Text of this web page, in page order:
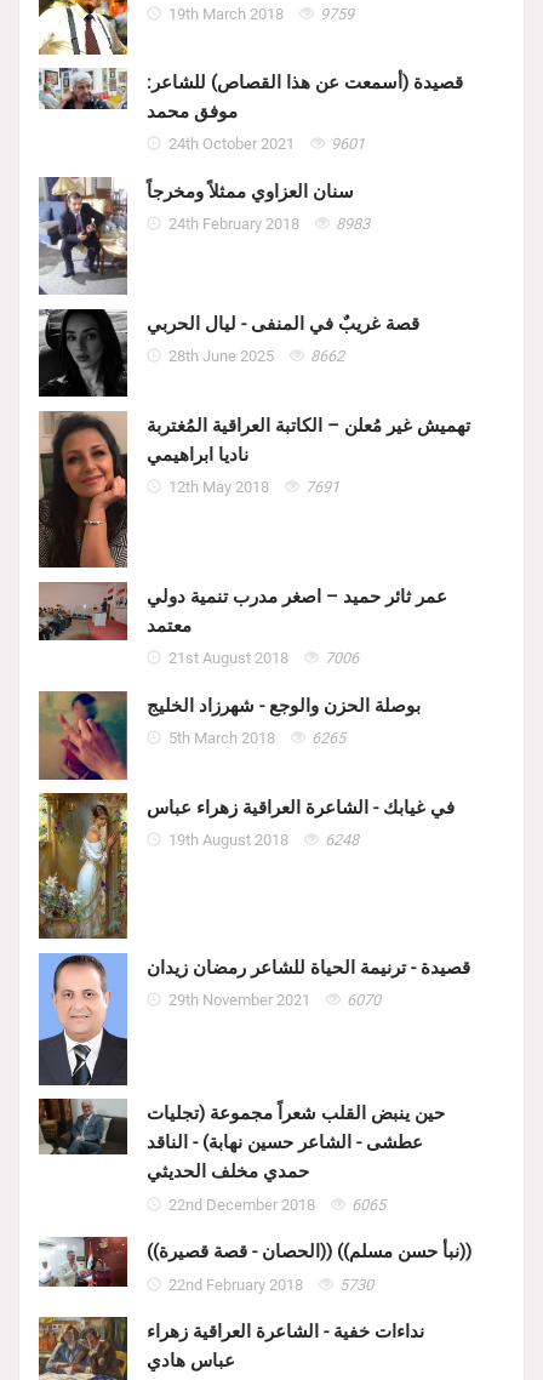
19th March 2018 9759
قصيدة (أسمعت عن هذا القصاص) للشاعر:
موفق محمد
24th October 2021 9601
سنان العزاوي ممثلاً ومخرجاً
24th February 2018 8983
قصة غريبٌ في المنفى - ليال الحربي
28th June 2025 8662
تهميش غير مُعلن – الكاتبة العراقية المُغتربة
ناديا ابراهيمي
12th May 2018 7691
عمر ثائر حميد – اصغر مدرب تنمية دولي
معتمد
21st August 2018 7006
بوصلة الحزن والوجع - شهرزاد الخليج
5th March 2018 6265
في غيابك - الشاعرة العراقية زهراء عباس
19th August 2018 6248
قصيدة - ترنيمة الحياة للشاعر رمضان زيدان
29th November 2021 6070
حين ينبض القلب شعراً مجموعة (تجليات
عطشى - الشاعر حسين نهابة) - الناقد
حمدي مخلف الحديثي
22nd December 2018 6065
((الحصان - قصة قصيرة)) ((نبأ حسن مسلم))
22nd February 2018 5730
نداءات خفية - الشاعرة العراقية زهراء
عباس هادي